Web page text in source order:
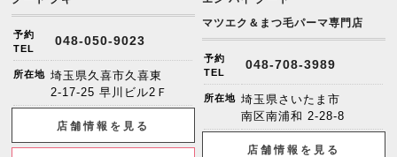
予約
TEL
048-050-9023
所在地 埼玉県久喜市久喜東
2-17-25 早川ビル2Ｆ
店舗情報を見る
マツエク＆まつ毛パーマ専門店
予約
TEL
048-708-3989
所在地 埼玉県さいたま市
南区南浦和 2-28-8
店舗情報を見る